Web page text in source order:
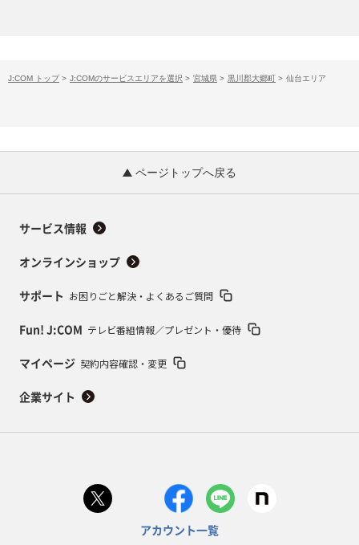
J:COM トップ > J:COMのサービスエリアを選択 > 宮城県 > 黒川郡大郷町 > 仙台エリア
ページトップへ戻る
サービス情報
オンラインショップ
サポート お困りごと解決・よくあるご質問
Fun! J:COM テレビ番組情報／プレゼント・優待
マイページ 契約内容確認・変更
企業サイト
アカウント一覧